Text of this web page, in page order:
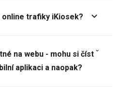
trafiky iKiosek?
na webu - mohu si číst
aplikaci a naopak?